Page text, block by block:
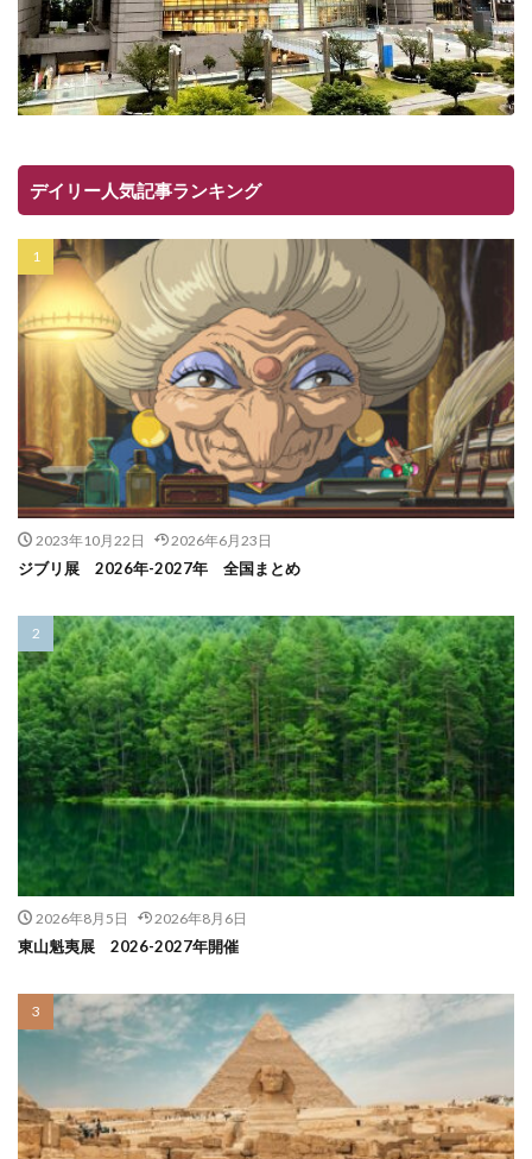
デイリー人気記事ランキング
2023年10月22日 2026年6月23日
ジブリ展 2026年-2027年 全国まとめ
2026年8月5日 2026年8月6日
東山魁夷展 2026-2027年開催